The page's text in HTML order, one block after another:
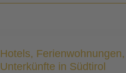
Hotels, Ferienwohnungen,
Unterkünfte in Südtirol